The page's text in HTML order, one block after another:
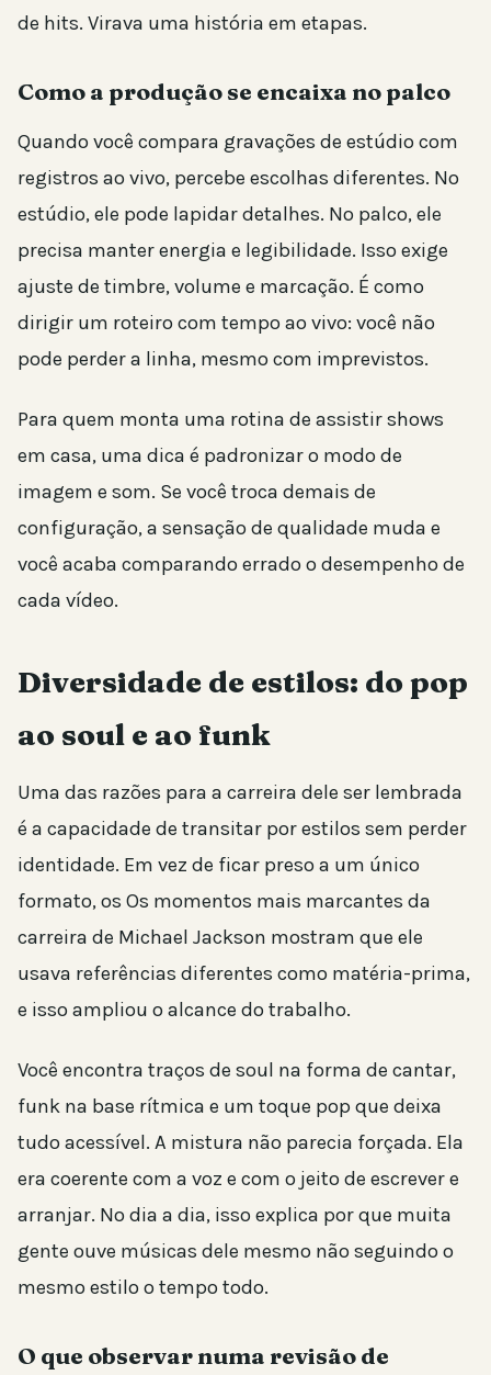
de hits. Virava uma história em etapas.
Como a produção se encaixa no palco
Quando você compara gravações de estúdio com
registros ao vivo, percebe escolhas diferentes. No
estúdio, ele pode lapidar detalhes. No palco, ele
precisa manter energia e legibilidade. Isso exige
ajuste de timbre, volume e marcação. É como
dirigir um roteiro com tempo ao vivo: você não
pode perder a linha, mesmo com imprevistos.
Para quem monta uma rotina de assistir shows
em casa, uma dica é padronizar o modo de
imagem e som. Se você troca demais de
configuração, a sensação de qualidade muda e
você acaba comparando errado o desempenho de
cada vídeo.
Diversidade de estilos: do pop
ao soul e ao funk
Uma das razões para a carreira dele ser lembrada
é a capacidade de transitar por estilos sem perder
identidade. Em vez de ficar preso a um único
formato, os Os momentos mais marcantes da
carreira de Michael Jackson mostram que ele
usava referências diferentes como matéria-prima,
e isso ampliou o alcance do trabalho.
Você encontra traços de soul na forma de cantar,
funk na base rítmica e um toque pop que deixa
tudo acessível. A mistura não parecia forçada. Ela
era coerente com a voz e com o jeito de escrever e
arranjar. No dia a dia, isso explica por que muita
gente ouve músicas dele mesmo não seguindo o
mesmo estilo o tempo todo.
O que observar numa revisão de